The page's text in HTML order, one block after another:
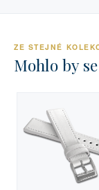
ZE STEJNÉ
Mohlo by